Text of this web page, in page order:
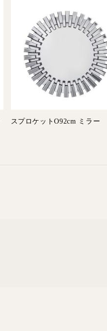
スプロケットO92cm ミラー